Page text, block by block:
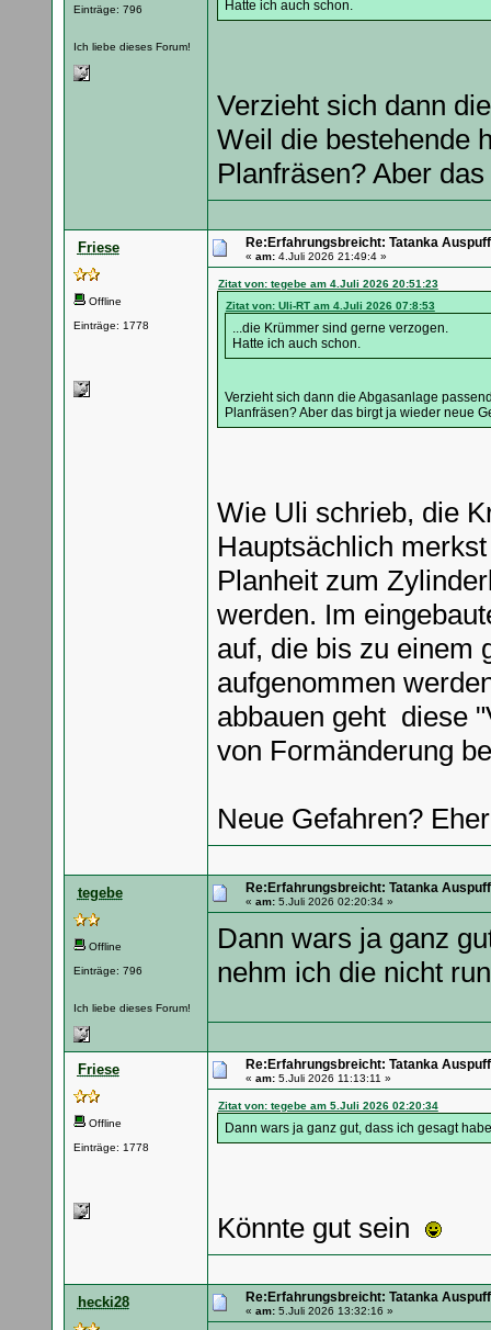
Einträge: 796
Ich liebe dieses Forum!
Hatte ich auch schon.
Verzieht sich dann
Weil die bestehende
Planfräsen? Aber
Friese
Offline
Einträge: 1778
Re:Erfahrungsbreicht: Tatanka Auspuff
« am:4.Juli 2026 21:49:4 »
Zitat von: tegebe am 4.Juli 2026 20:51:23
Zitat von: Uli-RT am 4.Juli 2026 07:8:53
...die Krümmer sind gerne verzogen.
Hatte ich auch schon.
Verzieht sich dann die Abgasanlage
Planfräsen? Aber das birgt ja wieder neue
Wie Uli schrieb, die
Hauptsächlich
Planheit zum
werden. Im
auf, die bis zu einem
aufgenommen
abbauen geht diese
von Formänderung
Neue Gefahren?
tegebe
Offline
Einträge: 796
Ich liebe dieses Forum!
Re:Erfahrungsbreicht: Tatanka Auspuff
« am:5.Juli 2026 02:20:34 »
Dann wars ja ganz
nehm ich die nicht
Friese
Offline
Einträge: 1778
Re:Erfahrungsbreicht: Tatanka Auspuff
« am:5.Juli 2026 11:13:11 »
Zitat von: tegebe am 5.Juli 2026 02:20:34
Dann wars ja ganz gut, dass ich gesagt
Könnte gut sein
hecki28 Re:Erfahrungsbreicht: Tatanka Auspuff
« am:5.Juli 2026 13:32:16 »